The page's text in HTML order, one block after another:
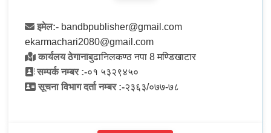
इमेल:- bandbpublisher@gmail.com
ekarmachari2080@gmail.com
कार्यलय ठेगानाबुढानिलकण्ठ नपा 8 मण्डिखाटार
सम्पर्क नम्बर :-०१ ५३२९४५०
सूचना विभाग दर्ता नम्बर :-२३६३/०७७-७८